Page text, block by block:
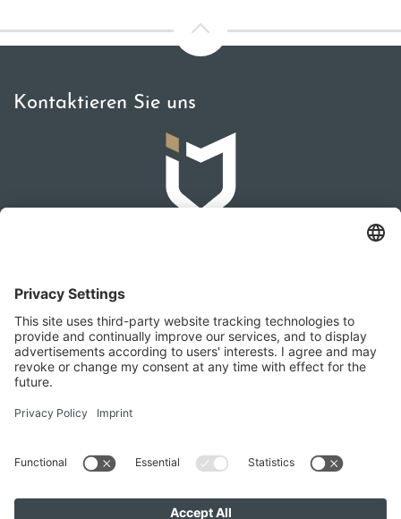
Kontaktieren Sie uns
IMMOMAKLEREI
Franz-Josef-Straße 2, 4540 Bad Hall
+436642279874
office@immomaklerei.at
Besuchen Sie uns auch hier